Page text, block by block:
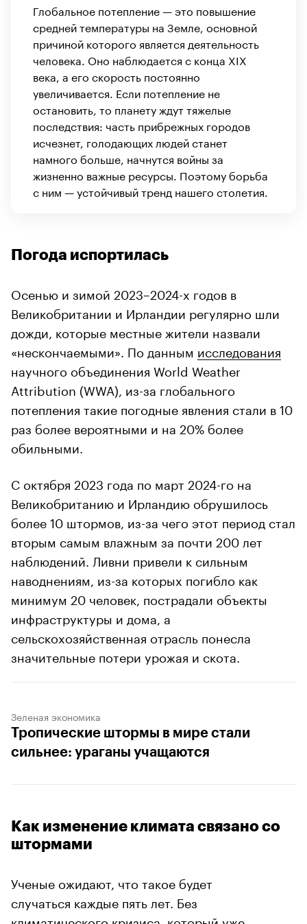
Глобальное потепление — это повышение
средней температуры на Земле, основной
причиной которого является деятельность
человека. Оно наблюдается с конца XIX
века, а его скорость постоянно
увеличивается. Если потепление не
остановить, то планету ждут тяжелые
последствия: часть прибрежных городов
исчезнет, голодающих людей станет
намного больше, начнутся войны за
жизненно важные ресурсы. Поэтому борьба
с ним — устойчивый тренд нашего столетия.
Погода испортилась
Осенью и зимой 2023–2024-х годов в
Великобритании и Ирландии регулярно шли
дожди, которые местные жители назвали
«нескончаемыми». По данным исследования
научного объединения World Weather
Attribution (WWA), из-за глобального
потепления такие погодные явления стали в 10
раз более вероятными и на 20% более
обильными.
00:00 / 00:00
С октября 2023 года по март 2024-го на
Великобританию и Ирландию обрушилось
более 10 штормов, из-за чего этот период стал
вторым самым влажным за почти 200 лет
наблюдений. Ливни привели к сильным
наводнениям, из-за которых погибло как
минимум 20 человек, пострадали объекты
инфраструктуры и дома, а
сельскохозяйственная отрасль понесла
значительные потери урожая и скота.
Зеленая экономика
Тропические штормы в мире стали
сильнее: ураганы учащаются
Как изменение климата связано со
штормами
Ученые ожидают, что такое будет
случаться каждые пять лет. Без